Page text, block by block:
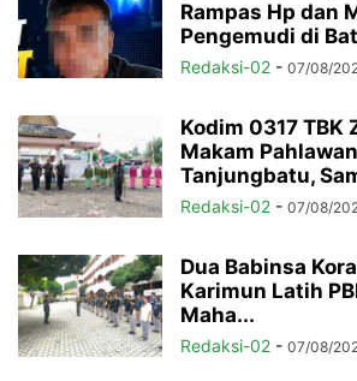
Rampas Hp dan
Pengemudi di
Redaksi-02 - 07/08/
Kodim 0317 TBK
Makam
Tanjungbatu,
Redaksi-02 - 07/08/
Dua Babinsa
Karimun Latih
Maha...
Redaksi-02 - 07/08/